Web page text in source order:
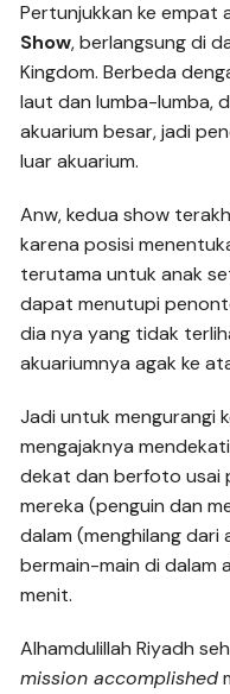
Pertunjukkan ke empat
Show, berlangsung di
Kingdom. Berbeda
laut dan lumba-lumba,
akuarium besar, jadi
luar akuarium.
Anw, kedua show
karena posisi
terutama untuk anak
dapat menutupi
dia nya yang tidak
akuariumnya agak ke
Jadi untuk mengurangi
mengajaknya
dekat dan berfoto usai
mereka (penguin dan
dalam (menghilang dari
bermain-main di dalam
menit.
Alhamdulillah Riyadh
mission accomplished